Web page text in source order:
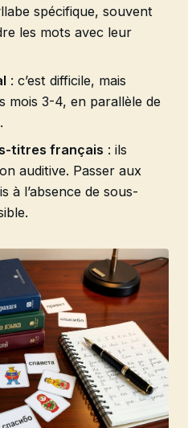
spécifique, souvent
les mots avec leur
: c’est difficile, mais
mois 3-4, en parallèle de
titres français : ils
auditive. Passer aux
à l’absence de sous-